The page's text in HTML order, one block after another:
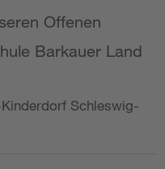
Offenen
Barkauer Land
Schleswig-